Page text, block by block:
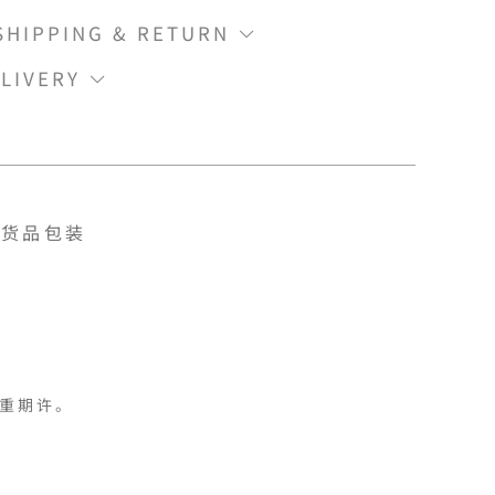
& RETURN
货品包装
期许。